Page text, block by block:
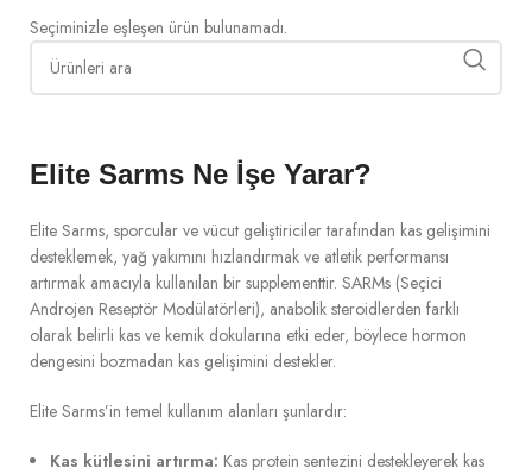
Seçiminizle eşleşen ürün bulunamadı.
Elite Sarms Ne İşe Yarar?
Elite Sarms, sporcular ve vücut geliştiriciler tarafından kas gelişimini
desteklemek, yağ yakımını hızlandırmak ve atletik performansı
artırmak amacıyla kullanılan bir supplementtir. SARMs (Seçici
Androjen Reseptör Modülatörleri), anabolik steroidlerden farklı
olarak belirli kas ve kemik dokularına etki eder, böylece hormon
dengesini bozmadan kas gelişimini destekler.
Elite Sarms’in temel kullanım alanları şunlardır:
Kas kütlesini artırma: Kas protein sentezini destekleyerek kas